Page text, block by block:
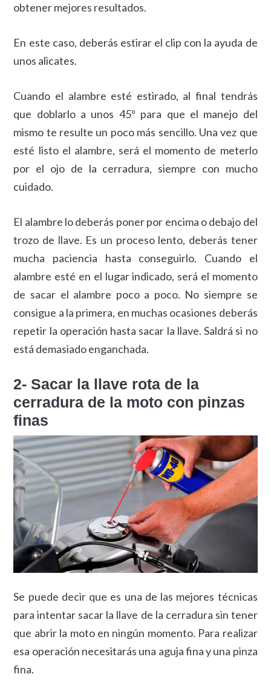
obtener mejores resultados.
En este caso, deberás estirar el clip con la ayuda de
unos alicates.
Cuando el alambre esté estirado, al final tendrás
que doblarlo a unos 45º para que el manejo del
mismo te resulte un poco más sencillo. Una vez que
esté listo el alambre, será el momento de meterlo
por el ojo de la cerradura, siempre con mucho
cuidado.
El alambre lo deberás poner por encima o debajo del
trozo de llave. Es un proceso lento, deberás tener
mucha paciencia hasta conseguirlo. Cuando el
alambre esté en el lugar indicado, será el momento
de sacar el alambre poco a poco. No siempre se
consigue a la primera, en muchas ocasiones deberás
repetir la operación hasta sacar la llave. Saldrá si no
está demasiado enganchada.
2- Sacar la llave rota de la
cerradura de la moto con pinzas
finas
Se puede decir que es una de las mejores técnicas
para intentar sacar la llave de la cerradura sin tener
que abrir la moto en ningún momento. Para realizar
esa operación necesitarás una aguja fina y una pinza
fina.